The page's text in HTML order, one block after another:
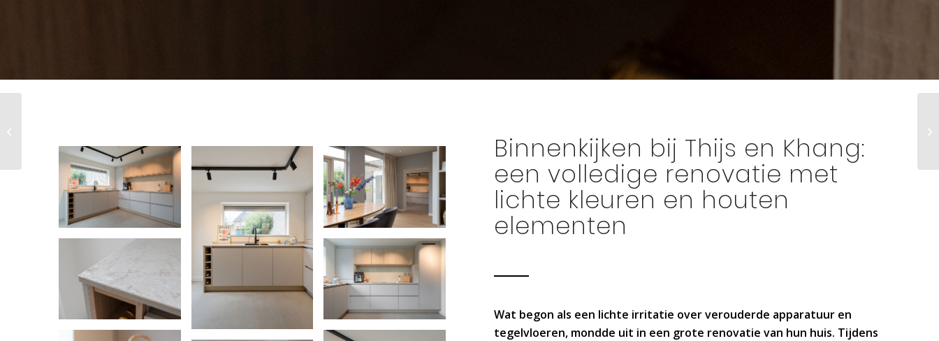
Binnenkijken bij Thijs en Khang:
een volledige renovatie met
lichte kleuren en houten
elementen
Wat begon als een lichte irritatie over verouderde apparatuur en
tegelvloeren, mondde uit in een grote renovatie van hun huis. Tijdens